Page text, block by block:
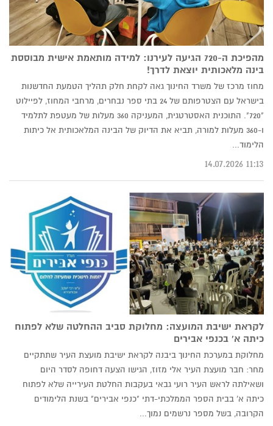
מהפיכת ה-720 הגיעה לעירנו: למידה מותאמת אישית מבוססת
בינה מלאכותית יוצאת לדרך!
מחוז מרכז של משרד החינוך גאה לקחת חלק תהליך הטמעת החדשנות
בישראל עם הצטרפותם של 24 בתי ספר נבחרים, מרחבי המחוז, לפיילוט
"720". התוכנית האסטרטגית, המעניקה 360 מעלות של מעטפת לתלמיד
ו-360 מעלות למורה, תביא את הדיוק של הבינה המלאכותית אל כיתות
הלימוד...
11:13 14.07.2026
לקראת ישיבת המועצה: מחלוקת סביב ההחלטה שלא לפתוח
כיתה א' בכנפי אבירים
מחלוקת במערכת החינוך ביבנה לקראת ישיבת מועצת העיר שתתקיים
מחר: חבר מועצת העיר אלי מזוז, הגישו הצעה דחופה לסדר היום
ושאילתה לראש העיר רועי גבאי בעקבות החלטת העירייה שלא לפתוח
כיתה א' בבית הספר הממלכתי-דתי "כנפי אבירים" בשנת הלימודים
הקרובה, בשל מספר נרשמים נמוך...